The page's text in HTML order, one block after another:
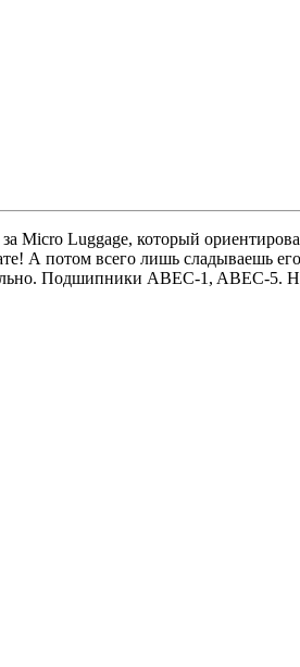
Micro Luggage, который
А потом всего лишь сладываешь
Подшипники ABEC-1, ABEC-5.